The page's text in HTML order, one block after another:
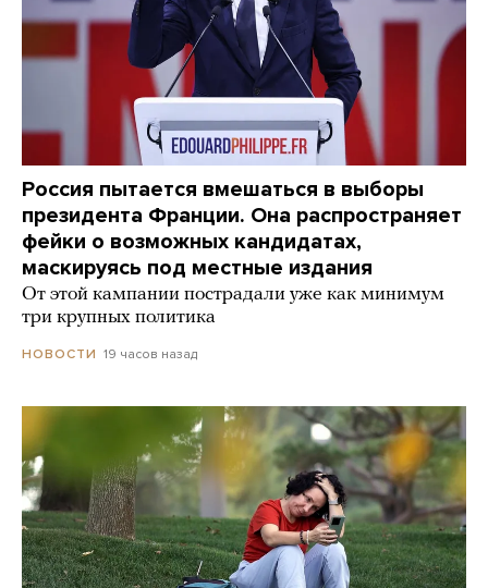
Россия пытается вмешаться в выборы
президента Франции. Она распространяет
фейки о возможных кандидатах,
маскируясь под местные издания
От этой кампании пострадали уже как минимум
три крупных политика
НОВОСТИ 19 часов назад